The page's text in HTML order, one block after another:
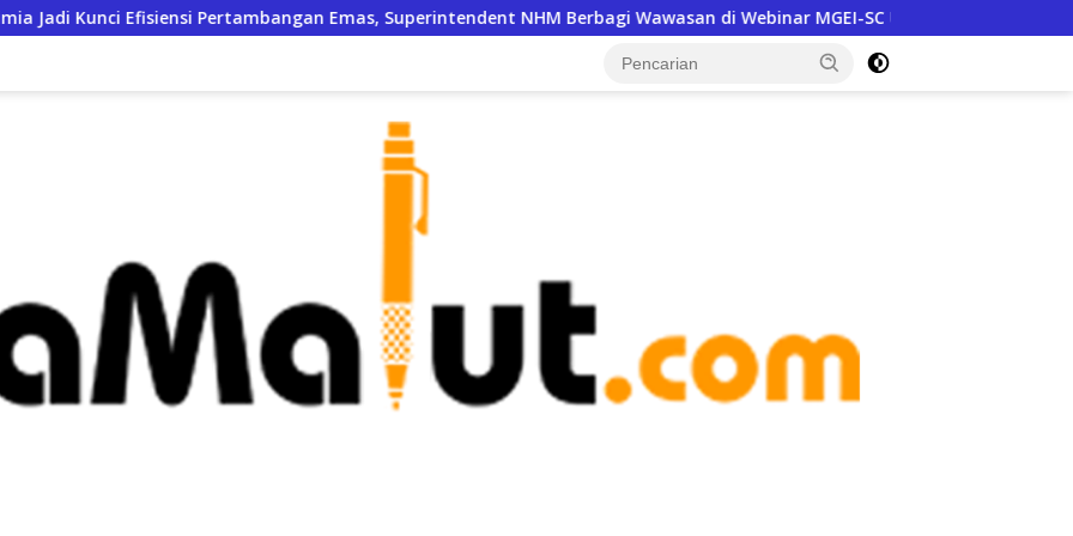
Pertambangan Emas, Superintendent NHM Berbagi Wawasan di Webinar MGEI-SC UNG Jalan Saketa–Payahe Masuk